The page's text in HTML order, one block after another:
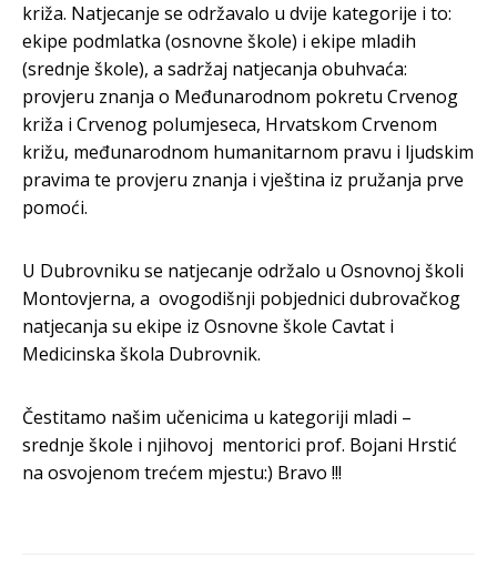
križa. Natjecanje se održavalo u dvije kategorije i to:
ekipe podmlatka (osnovne škole) i ekipe mladih
(srednje škole), a sadržaj natjecanja obuhvaća:
provjeru znanja o Međunarodnom pokretu Crvenog
križa i Crvenog polumjeseca, Hrvatskom Crvenom
križu, međunarodnom humanitarnom pravu i ljudskim
pravima te provjeru znanja i vještina iz pružanja prve
pomoći.
U Dubrovniku se natjecanje održalo u Osnovnoj školi
Montovjerna, a ovogodišnji pobjednici dubrovačkog
natjecanja su ekipe iz Osnovne škole Cavtat i
Medicinska škola Dubrovnik.
Čestitamo našim učenicima u kategoriji mladi –
srednje škole i njihovoj mentorici prof. Bojani Hrstić
na osvojenom trećem mjestu:) Bravo !!!